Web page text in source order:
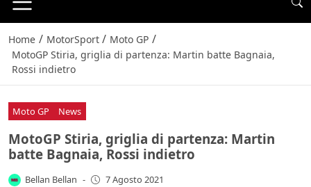
Home / MotorSport / Moto GP /
MotoGP Stiria, griglia di partenza: Martin batte Bagnaia,
Rossi indietro
Moto GP News
MotoGP Stiria, griglia di partenza: Martin
batte Bagnaia, Rossi indietro
Bellan Bellan - 7 Agosto 2021